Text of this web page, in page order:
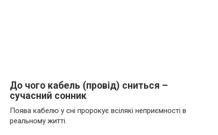
До чого кабель (провід) сниться –
сучасний сонник
Поява кабелю у сні пророкує всілякі неприємності в
реальному житті.